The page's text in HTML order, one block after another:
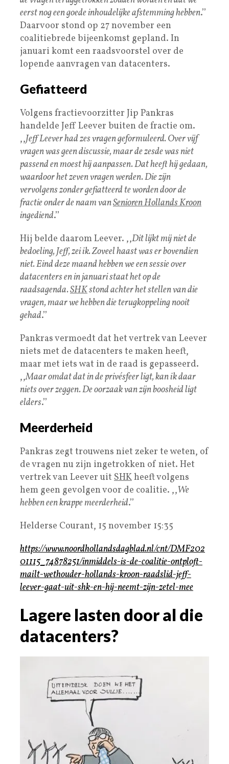
eerst nog een goede inhoudelijke afstemming hebben.’’
Daarvoor stond op 27 november een
coalitiebrede bijeenkomst gepland. In
januari komt een raadsvoorstel over de
lopende aanvragen van datacenters.
Gefiatteerd
Volgens fractievoorzitter Jip Pankras
handelde Jeff Leever buiten de fractie om.
,,Jeff Leever had zes vragen geformuleerd. Over vijf
vragen was geen discussie, maar de zesde was niet
passend en moest hij aanpassen. Dat heeft hij gedaan,
waardoor het zeven vragen werden. Die zijn
vervolgens zonder gefiatteerd te worden door de
fractie onder de naam vanSenioren Hollands Kroon
ingediend.’’
Hij belde daarom Leever. ,,Dit lijkt mij niet de
bedoeling, Jeff, zei ik. Zoveel haast was er bovendien
niet. Eind deze maand hebben we een sessie over
datacenters en in januari staat het op de
raadsagenda.SHKstond achter het stellen van die
vragen, maar we hebben die terugkoppeling nooit
gehad.’’
Pankras vermoedt dat het vertrek van Leever
niets met de datacenters te maken heeft,
maar met iets wat in de raad is gepasseerd.
,,Maar omdat dat in de privésfeer ligt, kan ik daar
niets over zeggen. De oorzaak van zijn boosheid ligt
elders.’’
Meerderheid
Pankras zegt trouwens niet zeker te weten, of
de vragen nu zijn ingetrokken of niet. Het
vertrek van Leever uit SHKheeft volgens
hem geen gevolgen voor de coalitie. ,,We
hebben een krappe meerderheid.’’
Helderse Courant, 15 november 15:35
https://www.noordhollandsdagblad.nl/cnt/DMF202
01115_74878251/inmiddels-is-de-coalitie-ontploft-
mailt-wethouder-hollands-kroon-raadslid-jeff-
leever-gaat-uit-shk-en-hij-neemt-zijn-zetel-mee
Lagere lasten door al die
datacenters?